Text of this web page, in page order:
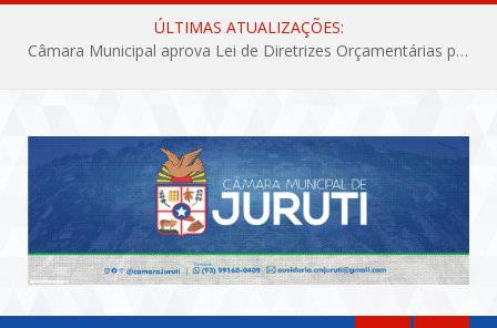
ÚLTIMAS ATUALIZAÇÕES:
Câmara Municipal aprova Lei de Diretrizes Orçamentárias para o exercício financeiro de 2027